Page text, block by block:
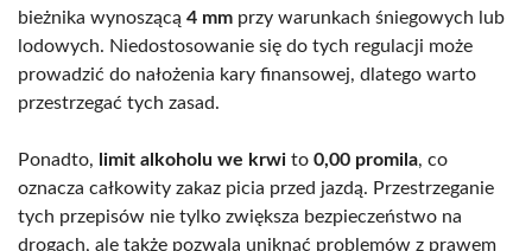
bieżnika wynoszącą 4 mm przy warunkach śniegowych lub
lodowych. Niedostosowanie się do tych regulacji może
prowadzić do nałożenia kary finansowej, dlatego warto
przestrzegać tych zasad.
Ponadto, limit alkoholu we krwi to 0,00 promila, co
oznacza całkowity zakaz picia przed jazdą. Przestrzeganie
tych przepisów nie tylko zwiększa bezpieczeństwo na
drogach, ale także pozwala uniknąć problemów z prawem